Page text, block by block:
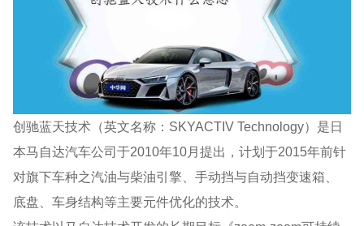
创驰蓝天技术（英文名称：SKYACTIV Technology）是日
本马自达汽车公司于2010年10月提出，计划于2015年前针
对旗下车种之汽油与柴油引擎、手动挡与自动挡变速箱、
底盘、车身结构等主要元件优化的技术。